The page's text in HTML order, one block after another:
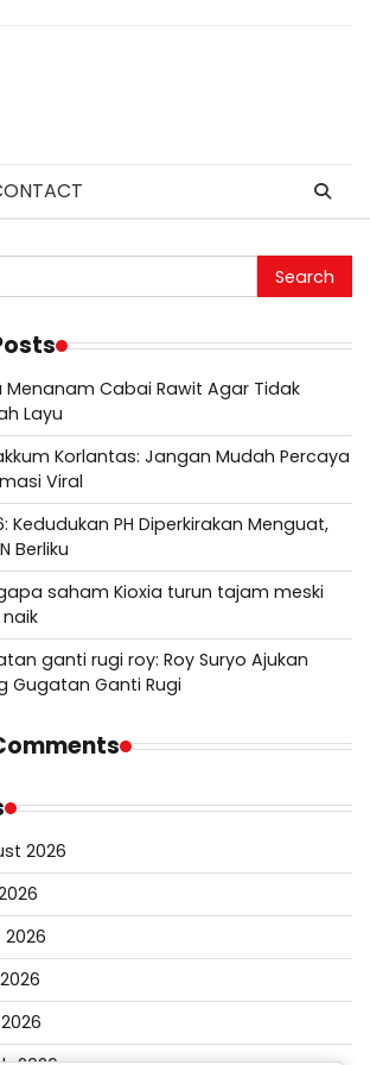
Menanam Cabai Rawit Agar Tidak
Layu
Korlantas: Jangan Mudah Percaya
Viral
Kedudukan PH Diperkirakan Menguat,
Berliku
saham Kioxia turun tajam meski
ganti rugi roy: Roy Suryo Ajukan
Gugatan Ganti Rugi
2026